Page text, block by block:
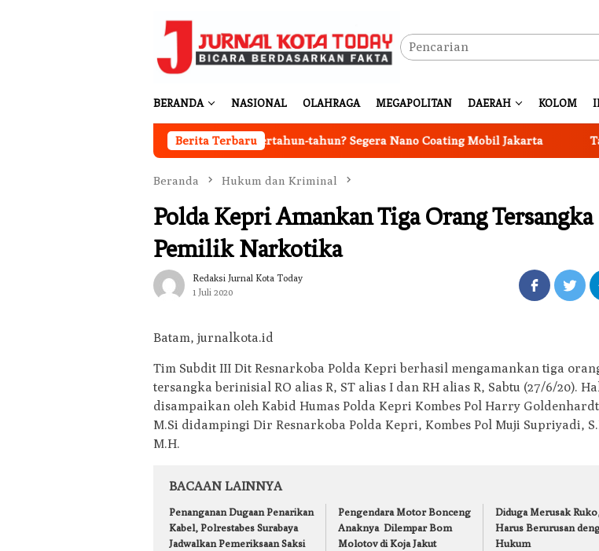
BERANDA NASIONAL OLAHRAGA MEGAPOLITAN DAERAH KOLOM
Berita Terbaru
Ingin Cat Mobil Awet Bertahun-tahun? Segera Nano Coating Mobil Jakarta Tak
Beranda Hukum dan Kriminal
Polda Kepri Amankan Tiga Orang Tersangka
Pemilik Narkotika
Redaksi Jurnal Kota Today
1 Juli 2020
Batam, jurnalkota.id
Tim Subdit III Dit Resnarkoba Polda Kepri berhasil mengamankan tiga
tersangka berinisial RO alias R, ST alias I dan RH alias R, Sabtu (27/6/20).
disampaikan oleh Kabid Humas Polda Kepri Kombes Pol Harry Goldenhardt
M.Si didampingi Dir Resnarkoba Polda Kepri, Kombes Pol Muji Supriyadi,
M.H.
BACAAN LAINNYA
Penanganan Dugaan Penarikan
Kabel, Polrestabes Surabaya
Jadwalkan Pemeriksaan Saksi
Pengendara Motor Bonceng
Anaknya Dilempar Bom
Molotov di Koja Jakut
Diduga Merusak
Harus Berurusan
Hukum